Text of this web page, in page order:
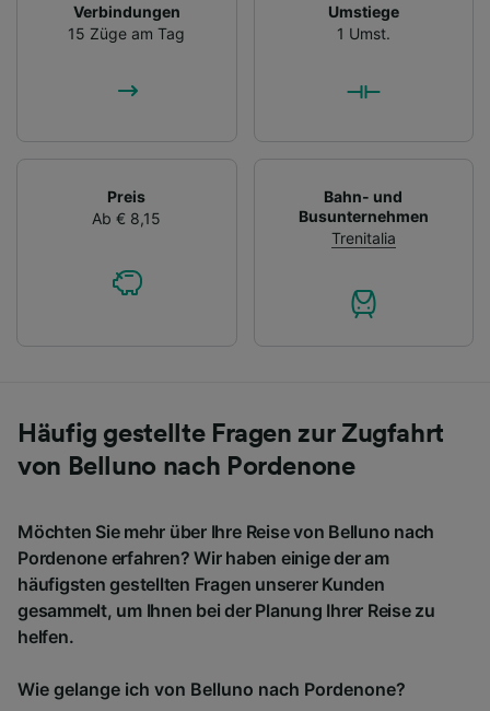
Verbindungen
15 Züge am Tag
Umstiege
1 Umst.
Preis
Ab € 8,15
Bahn- und
Busunternehmen
Trenitalia
Häufig gestellte Fragen zur Zugfahrt
von Belluno nach Pordenone
Möchten Sie mehr über Ihre Reise von Belluno nach
Pordenone erfahren? Wir haben einige der am
häufigsten gestellten Fragen unserer Kunden
gesammelt, um Ihnen bei der Planung Ihrer Reise zu
helfen.
Wie gelange ich von Belluno nach Pordenone?